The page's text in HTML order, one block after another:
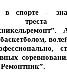
в спорте –
треста